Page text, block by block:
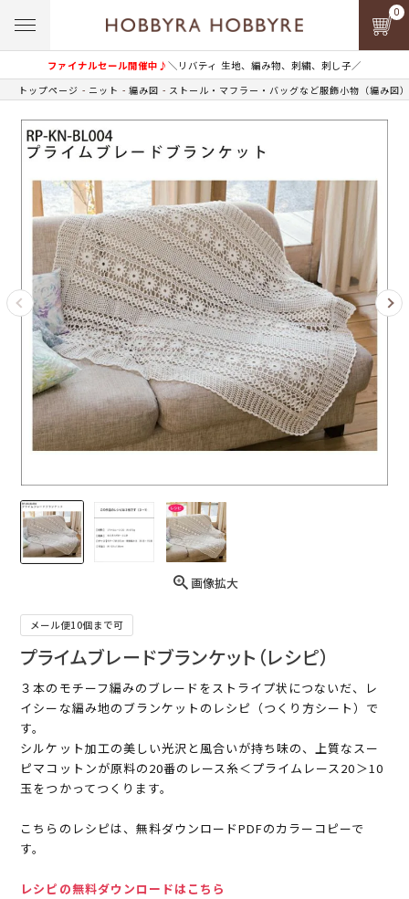
ファイナルセール開催中♪＼リバティ 生地、編み物、刺繍、刺し子／
0
トップページ ニット 編み図 ストール・マフラー・バッグなど服飾小物（編み図）
画像拡大
メール便10個まで可
プライムブレードブランケット（レシピ）
３本のモチーフ編みのブレードをストライプ状につないだ、レ
イシーな編み地のブランケットのレシピ（つくり方シート）で
す。
シルケット加工の美しい光沢と風合いが持ち味の、上質なスー
ピマコットンが原料の20番のレース糸＜プライムレース20＞10
玉をつかってつくります。
こちらのレシピは、無料ダウンロードPDFのカラーコピーで
す。
レシピの無料ダウンロードはこちら